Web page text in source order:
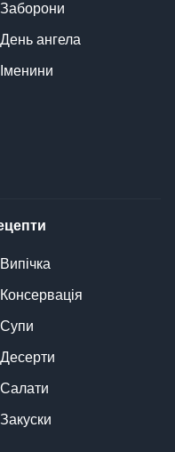
Заборони
День ангела
Іменини
Випічка
Консервація
Супи
Десерти
Салати
Закуски